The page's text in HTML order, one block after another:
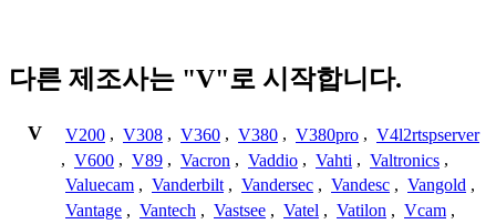
다른 제조사는 "V"로 시작합니다.
V V200 , V308 , V360 , V380 , V380pro , V4l2rtspserver
, V600 , V89 , Vacron , Vaddio , Vahti , Valtronics ,
Valuecam , Vanderbilt , Vandersec , Vandesc , Vangold ,
Vantage , Vantech , Vastsee , Vatel , Vatilon , Vcam ,